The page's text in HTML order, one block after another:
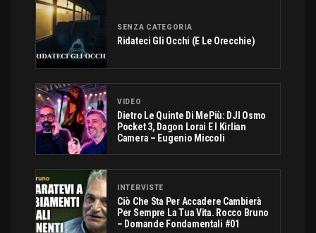
SENZA CATEGORIA
Ridateci Gli Occhi (e Le Orecchie)
VIDEO
Dietro Le Quinte Di MePiù: DJI Osmo
Pocket 3, Dagon Lorai E I Kirlian
Camera – Eugenio Miccoli
INTERVISTE
Ciò Che Sta Per Accadere Cambierà
Per Sempre La Tua Vita. Rocco Bruno
– Domande Fondamentali #01